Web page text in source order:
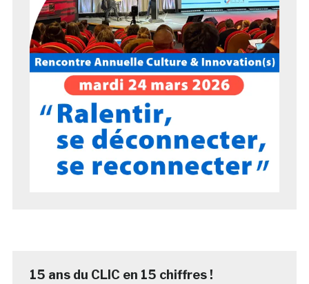
15 ans du CLIC en 15 chiffres !